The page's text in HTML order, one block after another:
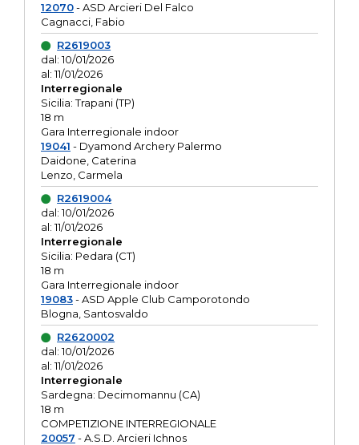
12070- ASD Arcieri Del Falco
Cagnacci, Fabio
R2619003
dal: 10/01/2026
al: 11/01/2026
Interregionale
Sicilia: Trapani (TP)
18 m
Gara Interregionale indoor
19041 - Dyamond Archery Palermo
Daidone, Caterina
Lenzo, Carmela
R2619004
dal: 10/01/2026
al: 11/01/2026
Interregionale
Sicilia: Pedara (CT)
18 m
Gara Interregionale indoor
19083- ASD Apple Club Camporotondo
Blogna, Santosvaldo
R2620002
dal: 10/01/2026
al: 11/01/2026
Interregionale
Sardegna: Decimomannu (CA)
18 m
COMPETIZIONE INTERREGIONALE
20057 - A.S.D. Arcieri Ichnos